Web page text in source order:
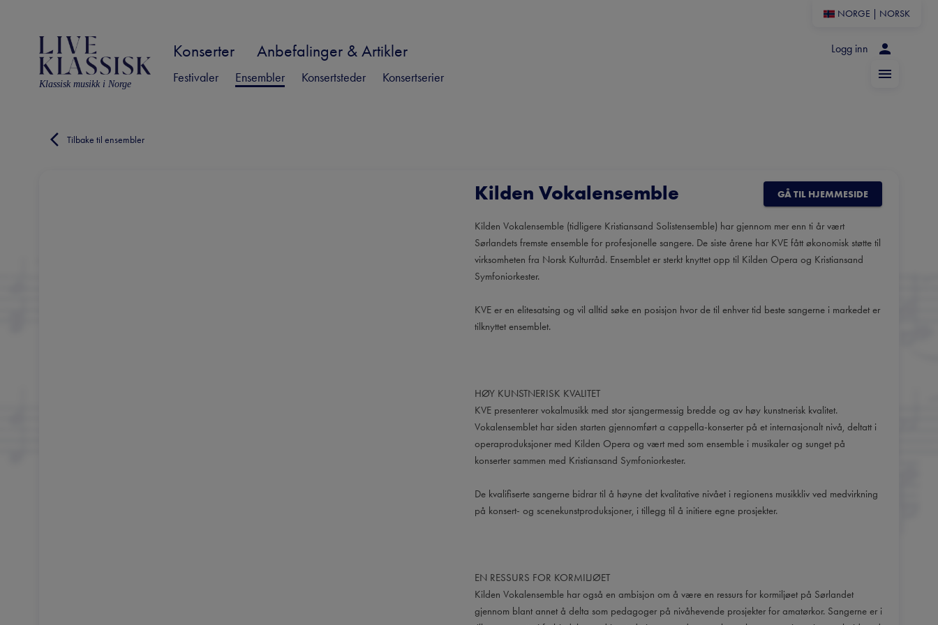
NORGE NORSK
Klassisk musikk i Norge
Konserter Anbefalinger & Artikler
Festivaler Ensembler Konsertsteder Konsertserier
Logg inn
Tilbake til ensembler
Kilden Vokalensemble GÅ TIL HJEMMESIDE
Kilden Vokalensemble (tidligere Kristiansand Solistensemble) har gjennom mer enn ti år vært
Sørlandets fremste ensemble for profesjonelle sangere. De siste årene har KVE fått økonomisk støtte til
virksomheten fra Norsk Kulturråd. Ensemblet er sterkt knyttet opp til Kilden Opera og Kristiansand
Symfoniorkester.
KVE er en elitesatsing og vil alltid søke en posisjon hvor de til enhver tid beste sangerne i markedet er
tilknyttet ensemblet.
HØY KUNSTNERISK KVALITET
KVE presenterer vokalmusikk med stor sjangermessig bredde og av høy kunstnerisk kvalitet.
Vokalensemblet har siden starten gjennomført a cappella-konserter på et internasjonalt nivå, deltatt i
operaproduksjoner med Kilden Opera og vært med som ensemble i musikaler og sunget på
konserter sammen med Kristiansand Symfoniorkester.
De kvalifiserte sangerne bidrar til å høyne det kvalitative nivået i regionens musikkliv ved medvirkning
på konsert- og scenekunstproduksjoner, i tillegg til å initiere egne prosjekter.
EN RESSURS FOR KORMILJØET
Kilden Vokalensemble har også en ambisjon om å være en ressurs for kormiljøet på Sørlandet
gjennom blant annet å delta som pedagoger på nivåhevende prosjekter for amatørkor. Sangerne er i